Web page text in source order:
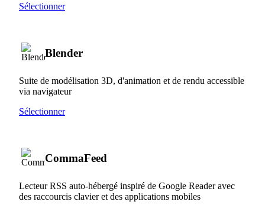
Sélectionner
Blender
Suite de modélisation 3D, d'animation et de rendu accessible
via navigateur
Sélectionner
CommaFeed
Lecteur RSS auto-hébergé inspiré de Google Reader avec
des raccourcis clavier et des applications mobiles